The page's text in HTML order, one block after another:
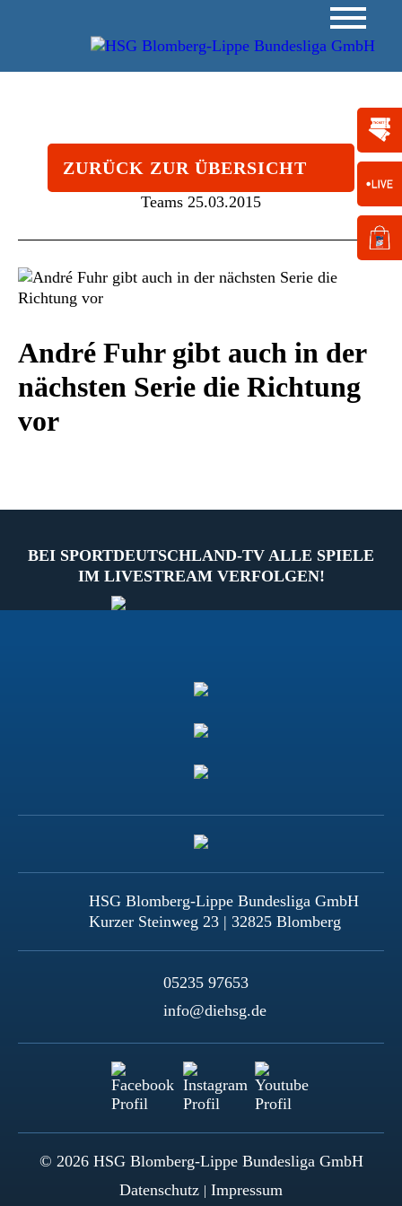
ZURÜCK ZUR ÜBERSICHT
Teams 25.03.2015
André Fuhr gibt auch in der
nächsten Serie die Richtung
vor
BEI SPORTDEUTSCHLAND-TV ALLE SPIELE
IM LIVESTREAM VERFOLGEN!
HSG Blomberg-Lippe Bundesliga GmbH
Kurzer Steinweg 23 | 32825 Blomberg
05235 97653
info@diehsg.de
© 2026 HSG Blomberg-Lippe Bundesliga GmbH
Datenschutz
Impressum